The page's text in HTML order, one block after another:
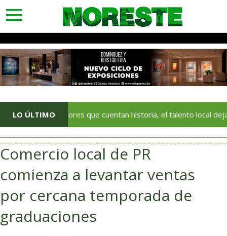
toggle
navigation
LO ÚLTIMO
Con colores que cuentan historia, el talento local deja huella
Comercio local de PR
comienza a levantar ventas
por cercana temporada de
graduaciones